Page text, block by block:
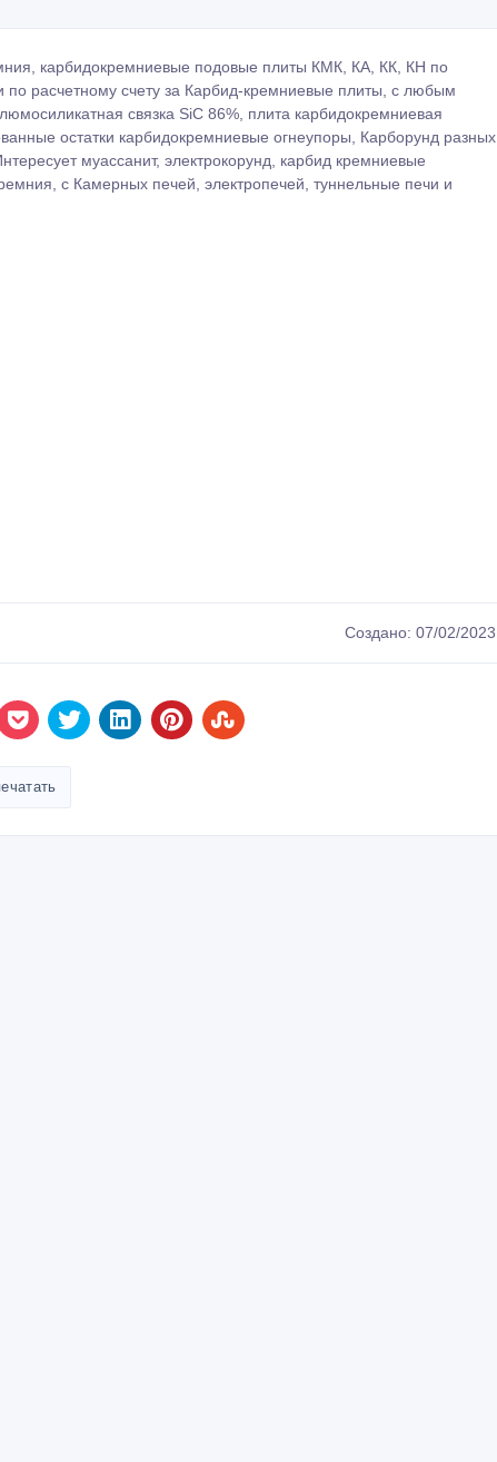
карбидокремниевые подовые плиты КМК, КА, КК, КН по
расчетному счету за Карбид-кремниевые плиты, с любым
связка SiC 86%, плита карбидокремниевая
остатки карбидокремниевые огнеупоры, Карборунд разных
муассанит, электрокорунд, карбид кремниевые
с Камерных печей, электропечей, туннельные печи и
Создано: 07/02/2023